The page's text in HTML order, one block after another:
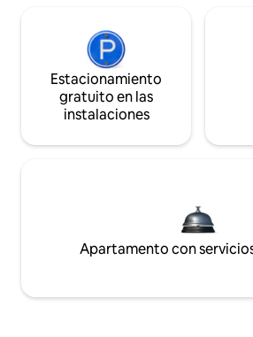
Estacionamiento
gratuito en las
instalaciones
Apartamento con